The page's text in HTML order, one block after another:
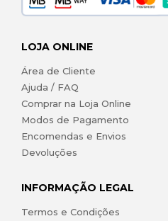
LOJA ONLINE
Área de Cliente
Ajuda / FAQ
Comprar na Loja Online
Modos de Pagamento
Encomendas e Envios
Devoluções
INFORMAÇÃO LEGAL
Termos e Condições